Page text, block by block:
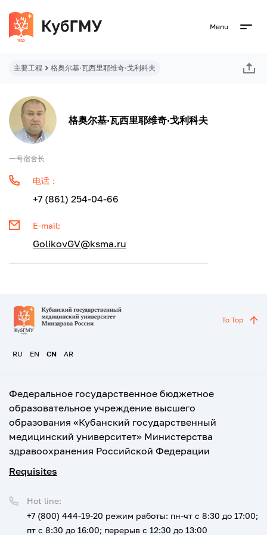
Menu
主要工程 格奥尔基·瓦西里耶维奇·戈利科夫
格奥尔基·瓦西里耶维奇·戈利科夫
一号宿舍长
电话：
+7 (861) 254-04-66
E-mail:
GolikovGV@ksma.ru
RU EN CN AR
To Top
Федеральное государственное бюджетное
образовательное учреждение высшего
образования «Кубанский государственный
медицинский университет» Министерства
здравоохранения Российской Федерации
Requisites
Hot line:
+7 (800) 444-19-20 режим работы: пн-чт с 8:30 до 17:00;
пт с 8:30 до 16:00; перерыв с 12:30 до 13:00